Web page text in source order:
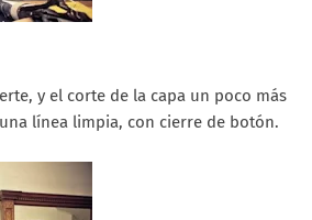
y el corte de la capa un poco más
línea limpia, con cierre de botón.